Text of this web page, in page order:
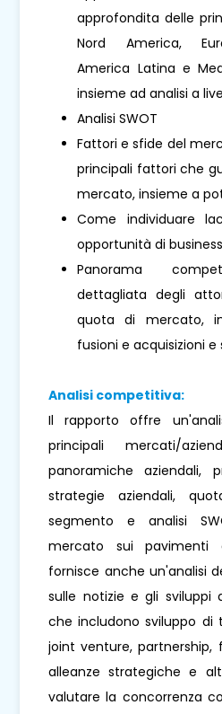
approfondita delle
Nord America,
America Latina e
insieme ad analisi a
Analisi SWOT
Fattori e sfide del
principali fattori che
mercato, insieme a
Come individuare
opportunità di business
Panorama
dettagliata degli
quota di mercato,
fusioni e acquisizioni e
Analisi competitiva:
Il rapporto offre
principali mercati/
panoramiche aziendali,
strategie aziendali,
segmento e analisi
mercato sui
fornisce anche un'analisi
sulle notizie e gli sviluppi
che includono sviluppo di
joint venture, partnership,
alleanze strategiche e
valutare la concorrenza